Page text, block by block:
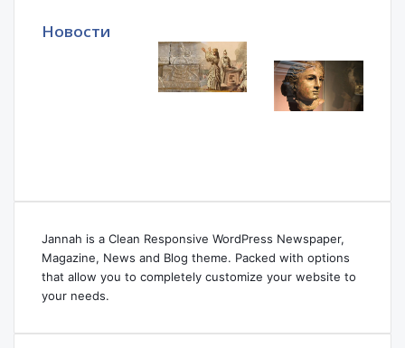
Новости
Jannah is a Clean Responsive WordPress Newspaper,
Magazine, News and Blog theme. Packed with options
that allow you to completely customize your website to
your needs.